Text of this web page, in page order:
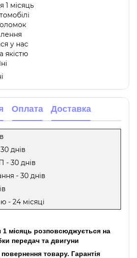
1 місяць
у нас
якістю
Оплата Доставка
днів
- 30 днів
- 30 днів
- 24 місяці
1 місяць розповсюджується на
передач та двигуни
повернення товару. Гарантія